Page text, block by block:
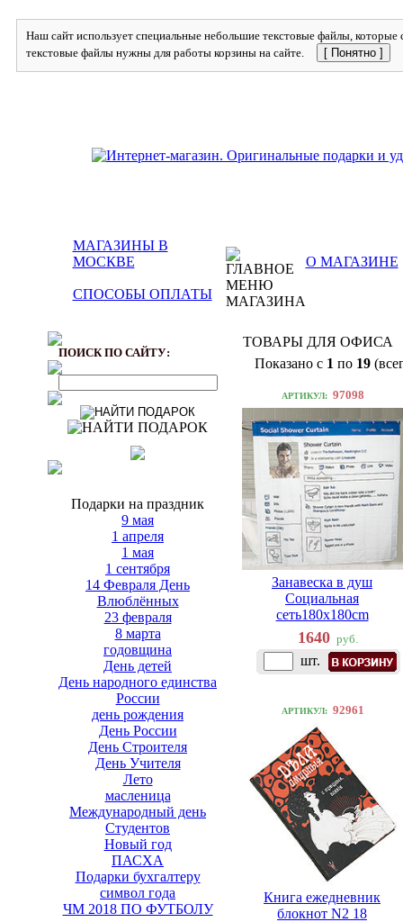
Наш сайт использует специальные небольшие текстовые файлы,
текстовые файлы нужны для работы корзины на сайте.
[ Понятно ]
МАГАЗИНЫ В
МОСКВЕ
О МАГАЗИНЕ
СПОСОБЫ ОПЛАТЫ
ПОИСК ПО САЙТУ:
Подарки на праздник
9 мая
1 апреля
1 мая
1 сентября
14 Февраля День
Влюблённых
23 февраля
8 марта
годовщина
День детей
День народного единства
России
день рождения
День России
День Строителя
День Учителя
Лето
масленица
Международный день
Студентов
Новый год
ПАСХА
Подарки бухгалтеру
символ года
ЧМ 2018 ПО ФУТБОЛУ
ТОВАРЫ ДЛЯ ОФИСА
Показано с 1 по 19
АРТИКУЛ: 97098
Занавеска в душ
Социальная
сеть180х180cm
1640 руб.
шт.
АРТИКУЛ: 92961
Книга ежедневник
блокнот N2 18